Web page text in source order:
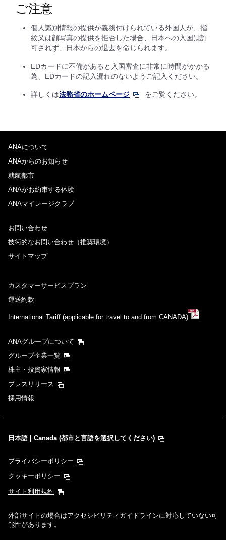
ご注意
個人識別情報の提供が義務付けられている外国人が、指
紋又は顔写真の提供を拒否した場合、日本への入国は許
可されず、日本からの退去を命じられます。
EDカードに不備があると入国審査に非常に時間がかかる
為、EDカードの記入漏れのないようご記入ください。
詳しくは法務省のホームページ をご覧ください。
ANAについて
ANAからのお知らせ
就航都市
ANAがお約束する体験
ANAマイレージクラブ
お問い合わせ
技術的なお問い合わせ（推奨環境）
サイトマップ
カスタマーサービスプラン
運送約款
International Tariff (applicable for travel to and from CANADA)
ANAグループについて
グループ企業一覧
株主・投資家情報
プレスリリース
採用情報
日本語 | Canada (都市と言語を選択してください)
プライバシーポリシー
クッキーポリシー
サイト利用規約
外部サイトの場合はアクセシビリティガイドラインに対応していない可
能性があります。